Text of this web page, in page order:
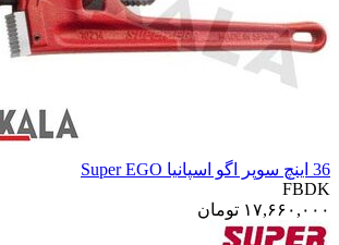
36 اینچ سوپر اگو اسپانیا Super EGO
FBDK
۱۷,۶۶۰,۰۰۰ تومان